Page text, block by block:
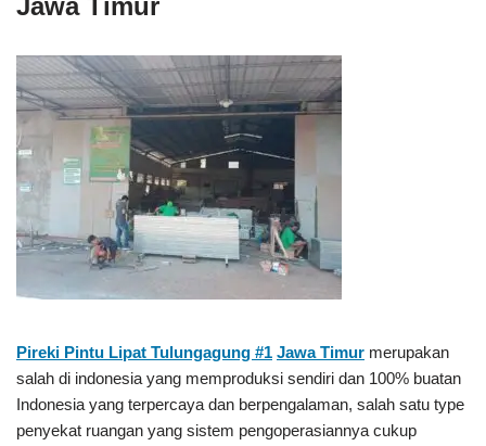
Jawa Timur
Pireki Pintu Lipat Tulungagung #1 Jawa Timur merupakan
salah di indonesia yang memproduksi sendiri dan 100% buatan
Indonesia yang terpercaya dan berpengalaman, salah satu type
penyekat ruangan yang sistem pengoperasiannya cukup